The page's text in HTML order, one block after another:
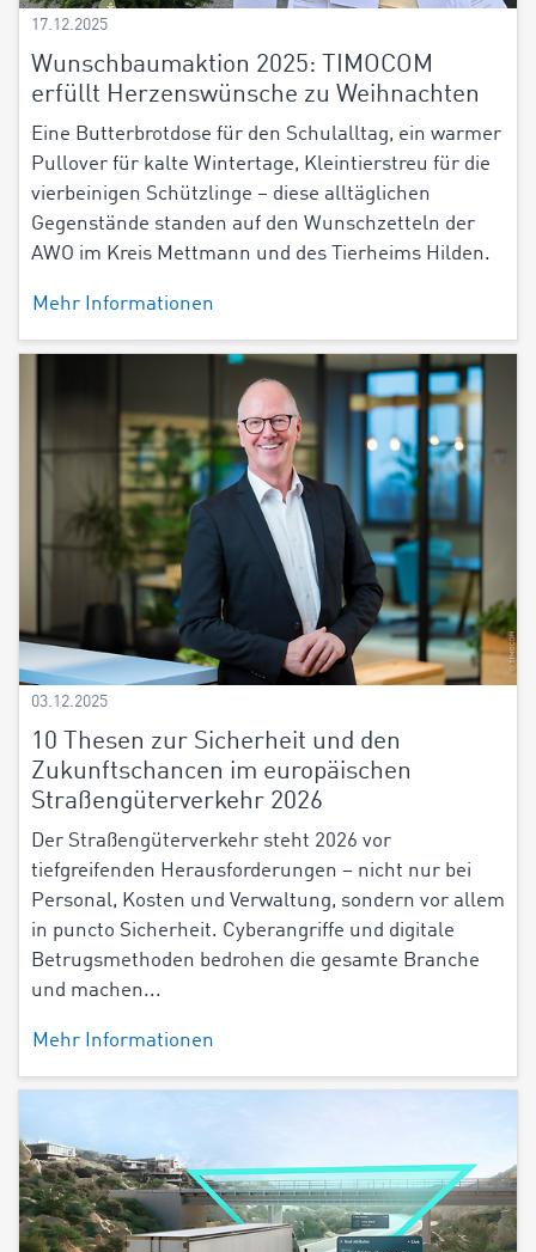
17.12.2025
Wunschbaumaktion 2025: TIMOCOM
erfüllt Herzenswünsche zu Weihnachten
Eine Butterbrotdose für den Schulalltag, ein warmer
Pullover für kalte Wintertage, Kleintierstreu für die
vierbeinigen Schützlinge – diese alltäglichen
Gegenstände standen auf den Wunschzetteln der
AWO im Kreis Mettmann und des Tierheims Hilden.
Mehr Informationen
03.12.2025
10 Thesen zur Sicherheit und den
Zukunftschancen im europäischen
Straßengüterverkehr 2026
Der Straßengüterverkehr steht 2026 vor
tiefgreifenden Herausforderungen – nicht nur bei
Personal, Kosten und Verwaltung, sondern vor allem
in puncto Sicherheit. Cyberangriffe und digitale
Betrugsmethoden bedrohen die gesamte Branche
und machen...
Mehr Informationen